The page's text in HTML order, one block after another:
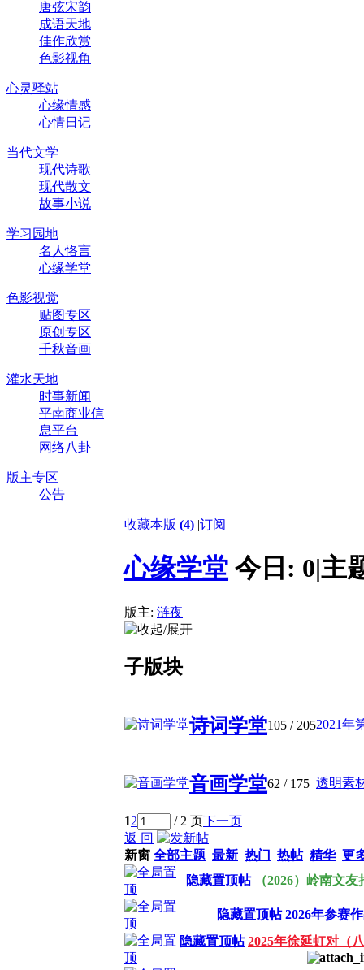
唐弦宋韵
成语天地
佳作欣赏
色影视角
心灵驿站
心缘情感
心情日记
当代文学
现代诗歌
现代散文
故事小说
学习园地
名人恪言
心缘学堂
色影视觉
贴图专区
原创专区
千秋音画
灌水天地
时事新闻
平南商业信
息平台
网络八卦
版主专区
公告
收藏本版 (4) |订阅
心缘学堂 今日: 0|主
版主: 涟夜
子版块
诗词学堂105 / 2052021年
音画学堂62 / 175 透明素
12 / 2 页下一页
返 回
新窗 全部主题 最新 热门 热帖 精华 更
隐藏置顶帖
（2026）岭南文
隐藏置顶帖 2026年参赛
隐藏置顶帖 2025年徐延虹对（